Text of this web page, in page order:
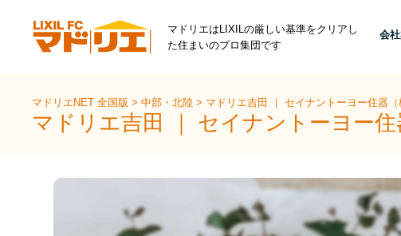
マドリエはLIXILの厳しい基準をクリアし
た住まいのプロ集団です
会
マドリエNET 全国版>中部・北陸> マドリエ吉田 ｜ セイナントーヨー住器（
マドリエ吉田 ｜ セイナントーヨー住